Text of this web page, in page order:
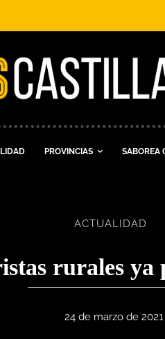
PROVINCIAS SABOREA
ACTUALIDAD
rurales ya
24 de marzo de 2021